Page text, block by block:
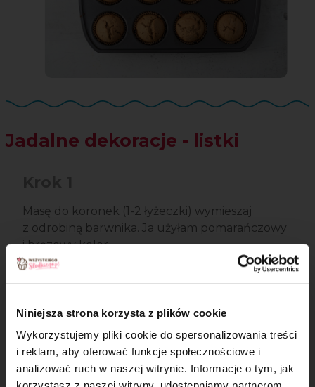
Niniejsza strona korzysta z plików cookie
Wykorzystujemy pliki cookie do spersonalizowania treści
i reklam, aby oferować funkcje społecznościowe i
analizować ruch w naszej witrynie. Informacje o tym, jak
Jadalne dekoracje - listki
Masę do koronek (1-2 łyżeczki) wymieszaj
z odrobiną barwnika. Ja użyłam pomarańczowy
i brązowy kolor.